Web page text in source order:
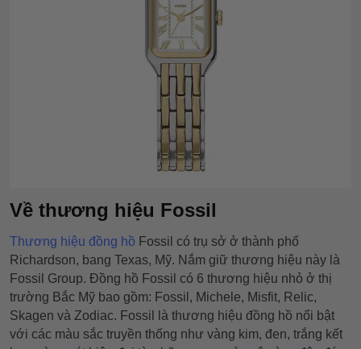
Về thương hiệu Fossil
Thương hiệu đồng hồ Fossil có trụ sở ở thành phố
Richardson, bang Texas, Mỹ. Nắm giữ thương hiệu này là
Fossil Group. Đồng hồ Fossil có 6 thương hiệu nhỏ ở thị
trường Bắc Mỹ bao gồm: Fossil, Michele, Misfit, Relic,
Skagen và Zodiac. Fossil là thương hiệu đồng hồ nổi bật
với các màu sắc truyền thống như vàng kim, đen, trắng kết